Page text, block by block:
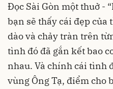
Đọc Sài Gòn một thuở -
bạn sẽ thấy cái đẹp
dào và chảy tràn trên
tình đó đã gắn kết bao
nhau. Và chính cái tình
vùng Ông Tạ, điểm cho